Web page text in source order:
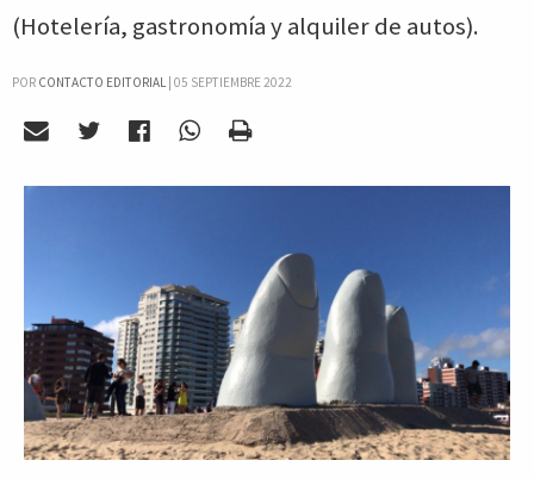
(Hotelería, gastronomía y alquiler de autos).
POR CONTACTO EDITORIAL| 05 SEPTIEMBRE 2022